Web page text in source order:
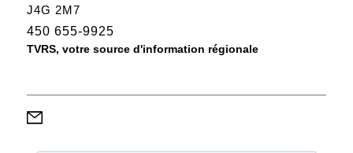
J4G 2M7
450 655-9925
TVRS, votre source d'information régionale